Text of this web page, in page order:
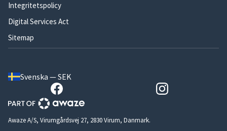
Integritetspolicy
Digital Services Act
Sitemap
Svenska — SEK
Awaze A/S, Virumgårdsvej 27, 2830 Virum, Danmark.